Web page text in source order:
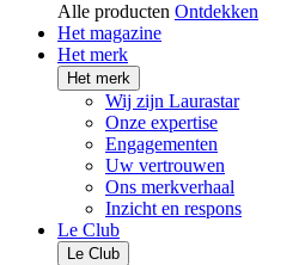
Alle producten Ontdekken
Het magazine
Het merk
Het merk
Wij zijn Laurastar
Onze expertise
Engagementen
Uw vertrouwen
Ons merkverhaal
Inzicht en respons
Le Club
Le Club